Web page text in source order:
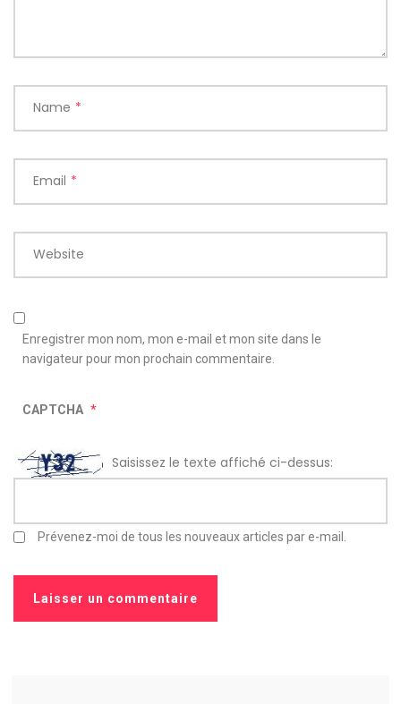
Name *
Email *
Website
Enregistrer mon nom, mon e-mail et mon site dans le
navigateur pour mon prochain commentaire.
CAPTCHA *
Saisissez le texte affiché ci-dessus:
Prévenez-moi de tous les nouveaux articles par e-mail.